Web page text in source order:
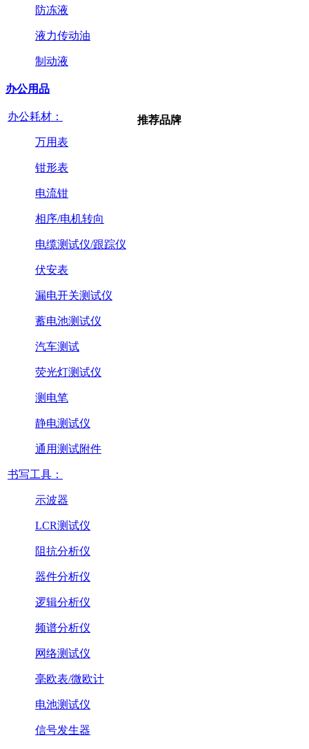
防冻液
液力传动油
制动液
办公用品
办公耗材：
万用表
钳形表
电流钳
相序/电机转向
电缆测试仪/跟踪仪
伏安表
漏电开关测试仪
蓄电池测试仪
汽车测试
荧光灯测试仪
测电笔
静电测试仪
通用测试附件
书写工具：
示波器
LCR测试仪
阻抗分析仪
器件分析仪
逻辑分析仪
频谱分析仪
网络测试仪
毫欧表/微欧计
电池测试仪
信号发生器
推荐品牌